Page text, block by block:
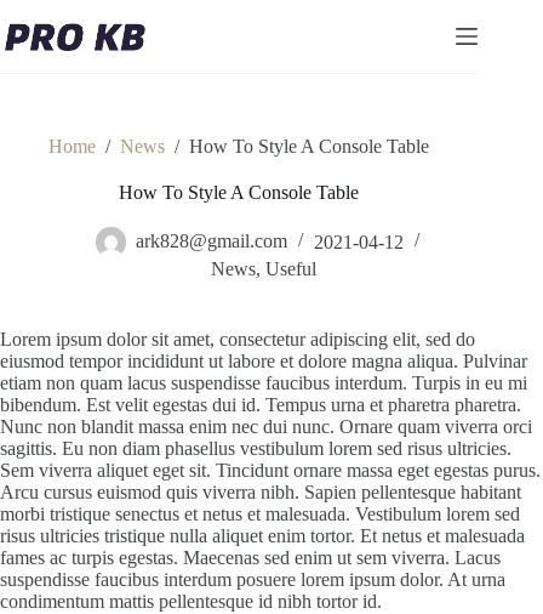
to
content
Home / News / How To Style A Console Table
How To Style A Console Table
ark828@gmail.com
2021-04-12
News, Useful
Lorem ipsum dolor sit amet, consectetur adipiscing elit, sed do
eiusmod tempor incididunt ut labore et dolore magna aliqua. Pulvinar
etiam non quam lacus suspendisse faucibus interdum. Turpis in eu mi
bibendum. Est velit egestas dui id. Tempus urna et pharetra pharetra.
Nunc non blandit massa enim nec dui nunc. Ornare quam viverra orci
sagittis. Eu non diam phasellus vestibulum lorem sed risus ultricies.
Sem viverra aliquet eget sit. Tincidunt ornare massa eget egestas purus.
Arcu cursus euismod quis viverra nibh. Sapien pellentesque habitant
morbi tristique senectus et netus et malesuada. Vestibulum lorem sed
risus ultricies tristique nulla aliquet enim tortor. Et netus et malesuada
fames ac turpis egestas. Maecenas sed enim ut sem viverra. Lacus
suspendisse faucibus interdum posuere lorem ipsum dolor. At urna
condimentum mattis pellentesque id nibh tortor id.